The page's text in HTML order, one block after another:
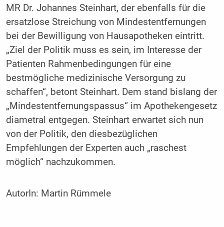
MR Dr. Johannes Steinhart, der ebenfalls für die
ersatzlose Streichung von Mindestentfernungen
bei der Bewilligung von Hausapotheken eintritt.
„Ziel der Politik muss es sein, im Interesse der
Patienten Rahmenbedingungen für eine
bestmögliche medizinische Versorgung zu
schaffen“, betont Steinhart. Dem stand bislang der
„Mindestentfernungspassus“ im Apothekengesetz
diametral entgegen. Steinhart erwartet sich nun
von der Politik, den diesbezüglichen
Empfehlungen der Experten auch „raschest
möglich“ nachzukommen.
AutorIn: Martin Rümmele